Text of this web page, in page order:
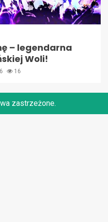
– legendarna
Woli!
16
zastrzeżone.